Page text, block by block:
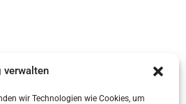
verwalten
wir Technologien wie Cookies, um